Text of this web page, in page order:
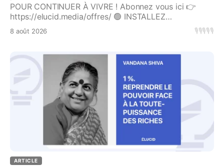
Là où d’autres cherchent à noyer les lecteurs dans
un flot d’informations inutiles, Élucid propose de
du « temps de cerveau disponible ».
POUR CONTINUER À VIVRE ! Abonnez vous ici 👉
https://elucid.media/offres/ 🟢 INSTALLEZ
L’APPLICATION MOBILE ÉLUCID DÈS AUJOURD’HUI :
Apple : https://apps.apple.com/fr/app/élucid-média-
https://play.google.com/store/apps/detail
8 août 2026 🎙️🎙️🎙️🎙️🎙️
ARTICLE